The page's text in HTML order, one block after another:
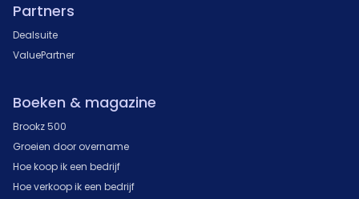
Partners
Dealsuite
ValuePartner
Boeken & magazine
Brookz 500
Groeien door overname
Hoe koop ik een bedrijf
Hoe verkoop ik een bedrijf